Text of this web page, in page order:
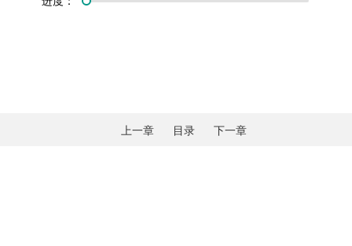
上一章 目录 下一章